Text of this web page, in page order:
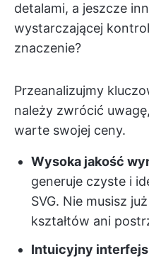
detalami, a jeszcze
wystarczającej
znaczenie?
Przeanalizujmy
należy zwrócić
warte swojej ceny.
Wysoka jakość
generuje czyste i
SVG. Nie musisz
kształtów ani
Intuicyjny